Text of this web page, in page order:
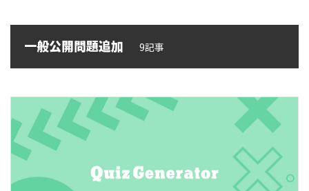
一般公開問題追加 9記事